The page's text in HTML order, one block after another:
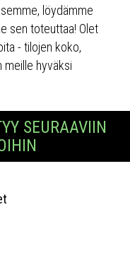
löydämme
sen toteuttaa! Olet
- tilojen koko,
hyväksi
SEURAAVIIN